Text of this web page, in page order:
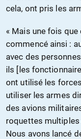
cela, ont pris les
« Mais une fois
commencé ainsi :
avec des
ils [les
ont utilisé les
utiliser les armes
des avions
roquettes
Nous avons lancé